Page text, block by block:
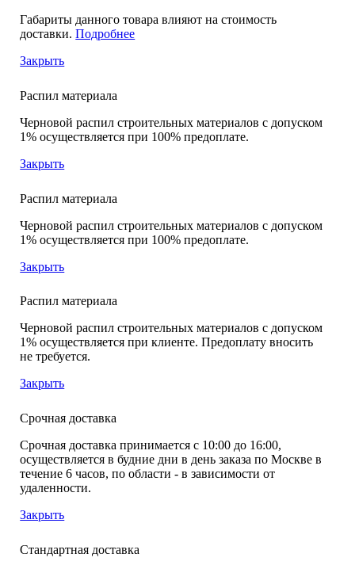
Габариты данного товара влияют на стоимость
доставки.Подробнее
Закрыть
Распил материала
Черновой распил строительных материалов с допуском
1% осуществляется при 100% предоплате.
Закрыть
Распил материала
Черновой распил строительных материалов с допуском
1% осуществляется при 100% предоплате.
Закрыть
Распил материала
Черновой распил строительных материалов с допуском
1% осуществляется при клиенте. Предоплату вносить
не требуется.
Закрыть
Срочная доставка
Срочная доставка принимается с 10:00 до 16:00,
осуществляется в будние дни в день заказа по Москве в
течение 6 часов, по области - в зависимости от
удаленности.
Закрыть
Стандартная доставка